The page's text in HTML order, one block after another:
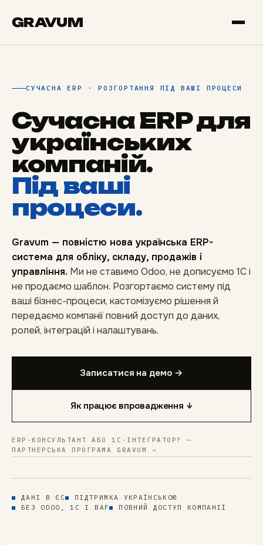
GRAVUM
СУЧАСНА ERP · РОЗГОРТАННЯ ПІД ВАШІ ПРОЦЕСИ
Сучасна ERP для
українських
компаній.
Під ваші
процеси.
Gravum — повністю нова українська ERP-
система для обліку, складу, продажів і
управління. Ми не ставимо Odoo, не дописуємо 1С і
не продаємо шаблон. Розгортаємо систему під
ваші бізнес-процеси, кастомізуємо рішення й
передаємо компанії повний доступ до даних,
ролей, інтеграцій і налаштувань.
Записатися на демо →
Як працює впровадження ↓
ERP-КОНСУЛЬТАНТ АБО 1С-ІНТЕГРАТОР? —
ПАРТНЕРСЬКА ПРОГРАМА GRAVUM →
ДАНІ В ЄС
ПІДТРИМКА УКРАЇНСЬКОЮ
БЕЗ ODOO, 1С І BAF
ПОВНИЙ ДОСТУП КОМПАНІЇ